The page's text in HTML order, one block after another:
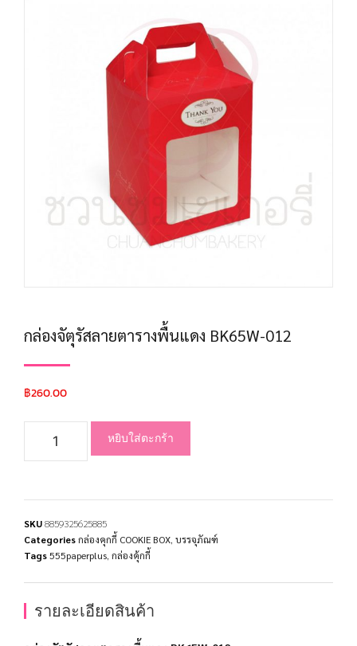
กล่องจัตุรัสลายตารางพื้นแดง BK65W-012
฿260.00
หยิบใส่ตะกร้า
SKU8859325625885
Categoriesกล่องคุกกี้ COOKIE BOX บรรจุภัณฑ์
Tags555paperplus กล่องคุ้กกี้
รายละเอียดสินค้า